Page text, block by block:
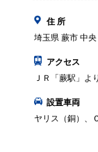
住 所
埼玉県 蕨市 中
アクセス
ＪＲ「蕨駅」よ
設置車両
ヤリス（銅）、